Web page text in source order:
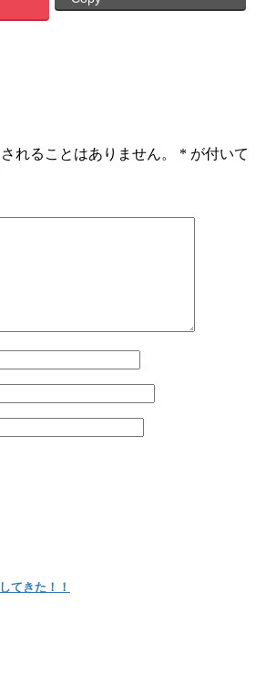
れることはありません。 * が付いて
てきた！！